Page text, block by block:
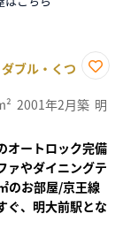
ブル・くつ
に入
り登
2001年2月築 明
オートロック完備
ァやダイニングテ
のお部屋/京王線
ぐ、明大前駅とな